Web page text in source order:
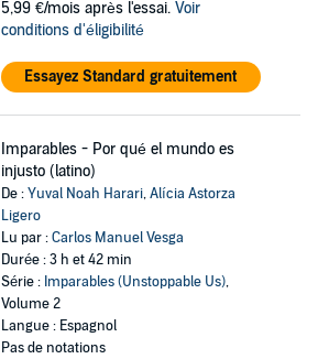
5,99 €/mois après l'essai. Voir
conditions d'éligibilité
Essayez Standard gratuitement
Imparables - Por qué el mundo es
injusto (latino)
De :Yuval Noah Harari,Alícia Astorza
Ligero
Lu par :Carlos Manuel Vesga
Durée : 3 h et 42 min
Série : Imparables (Unstoppable Us),
Volume 2
Langue : Espagnol
Pas de notations